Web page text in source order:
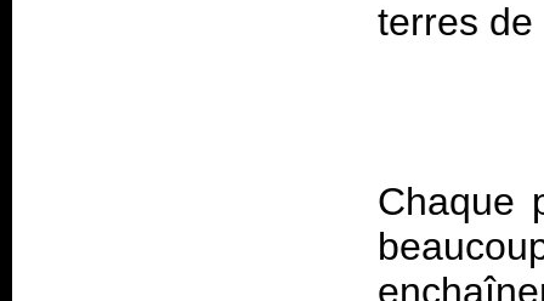
Chaque